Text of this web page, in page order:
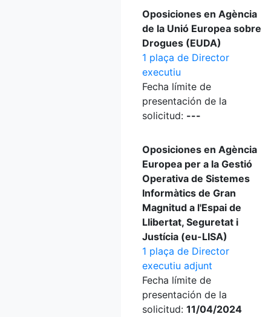
Oposiciones en Agència
de la Unió Europea sobre
Drogues (EUDA)
1 plaça de Director
executiu
Fecha límite de
presentación de la
solicitud: ---
Oposiciones en Agència
Europea per a la Gestió
Operativa de Sistemes
Informàtics de Gran
Magnitud a l'Espai de
Llibertat, Seguretat i
Justícia (eu-LISA)
1 plaça de Director
executiu adjunt
Fecha límite de
presentación de la
solicitud: 11/04/2024